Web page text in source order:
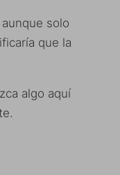
solo
que la
algo aquí